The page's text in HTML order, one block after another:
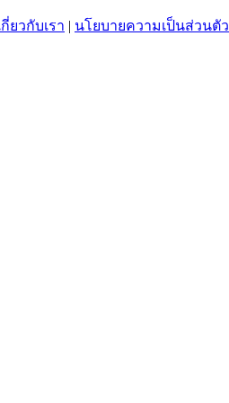
กี่ยวกับเรา | นโยบายความเป็นส่วนตัว